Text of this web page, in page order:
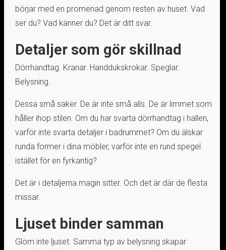
börjar med en promenad genom resten av huset. Vad
ser du? Vad känner du? Det är ditt svar.
Detaljer som gör skillnad
Dörrhandtag. Kranar. Handdukskrokar. Speglar.
Belysning.
Dessa små saker. De är inte små alls. De är limmet som
håller ihop stilen. Om du har svarta dörrhandtag i hallen,
varför inte svarta detaljer i badrummet? Om du älskar
runda former i dina möbler, varför inte en rund spegel
istället för en fyrkantig?
Det är i detaljerna magin sitter. Och det är där de flesta
missar.
Ljuset binder samman
Glöm inte ljuset. Samma typ av belysning skapar